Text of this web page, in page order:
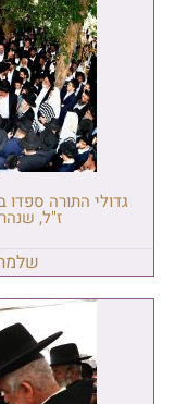
גדולי התורה
ז"ל,